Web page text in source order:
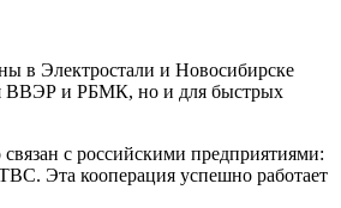
в Электростали и Новосибирске
ВВЭР и РБМК, но и для быстрых
с российскими предприятиями:
Эта кооперация успешно работает